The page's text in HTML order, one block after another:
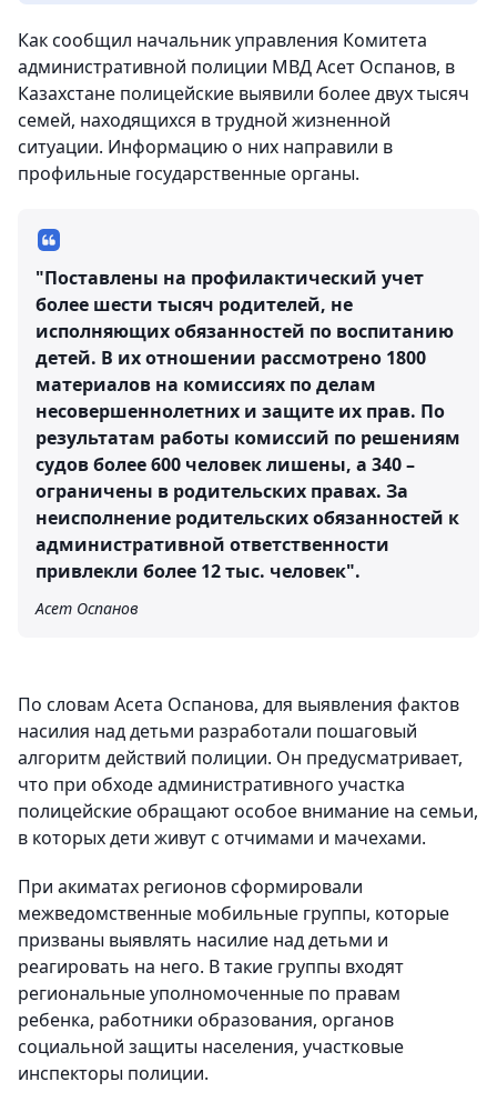
Как сообщил начальник управления Комитета
административной полиции МВД Асет Оспанов, в
Казахстане полицейские выявили более двух тысяч
семей, находящихся в трудной жизненной
ситуации. Информацию о них направили в
профильные государственные органы.
"Поставлены на профилактический учет
более шести тысяч родителей, не
исполняющих обязанностей по воспитанию
детей. В их отношении рассмотрено 1800
материалов на комиссиях по делам
несовершеннолетних и защите их прав. По
результатам работы комиссий по решениям
судов более 600 человек лишены, а 340 –
ограничены в родительских правах. За
неисполнение родительских обязанностей к
административной ответственности
привлекли более 12 тыс. человек".
Асет Оспанов
По словам Асета Оспанова, для выявления фактов
насилия над детьми разработали пошаговый
алгоритм действий полиции. Он предусматривает,
что при обходе административного участка
полицейские обращают особое внимание на семьи,
в которых дети живут с отчимами и мачехами.
При акиматах регионов сформировали
межведомственные мобильные группы, которые
призваны выявлять насилие над детьми и
реагировать на него. В такие группы входят
региональные уполномоченные по правам
ребенка, работники образования, органов
социальной защиты населения, участковые
инспекторы полиции.